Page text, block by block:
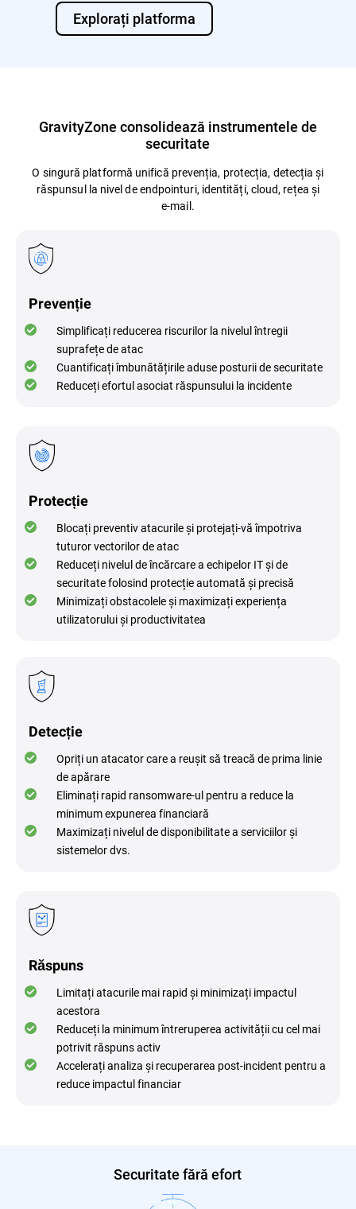
Explorați platforma
GravityZone consolidează instrumentele de
securitate
O singură platformă unifică prevenția, protecția, detecția și
răspunsul la nivel de endpointuri, identități, cloud, rețea și
e-mail.
Prevenție
Simplificați reducerea riscurilor la nivelul întregii
suprafețe de atac
Cuantificați îmbunătățirile aduse posturii de securitate
Reduceți efortul asociat răspunsului la incidente
Protecție
Blocați preventiv atacurile și protejați-vă împotriva
tuturor vectorilor de atac
Reduceți nivelul de încărcare a echipelor IT și de
securitate folosind protecție automată și precisă
Minimizați obstacolele și maximizați experiența
utilizatorului și productivitatea
Detecție
Opriți un atacator care a reușit să treacă de prima linie
de apărare
Eliminați rapid ransomware-ul pentru a reduce la
minimum expunerea financiară
Maximizați nivelul de disponibilitate a serviciilor și
sistemelor dvs.
Răspuns
Limitați atacurile mai rapid și minimizați impactul
acestora
Reduceți la minimum întreruperea activității cu cel mai
potrivit răspuns activ
Accelerați analiza și recuperarea post-incident pentru a
reduce impactul financiar
Securitate fără efort